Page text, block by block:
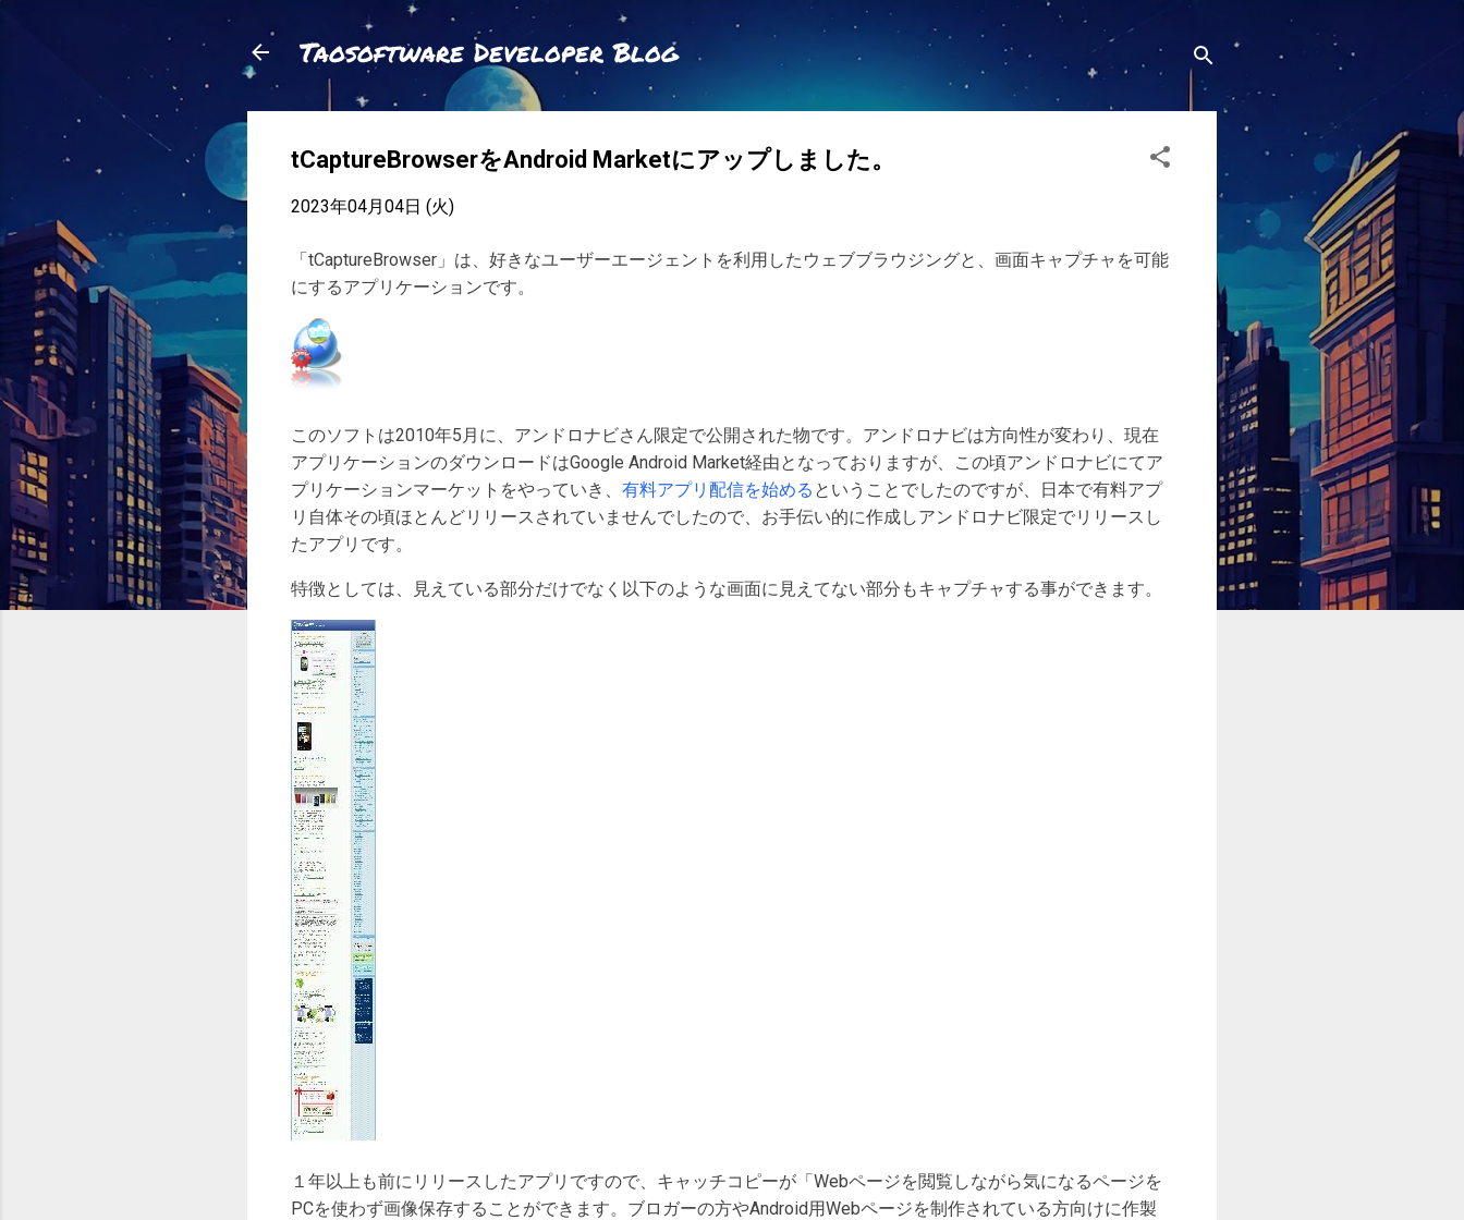
スキップしてメイン コンテンツに移動
Taosoftware Developer Blog
tCaptureBrowserをAndroid Marketにアップしました。
2023年04月04日 (火)
「tCaptureBrowser」は、好きなユーザーエージェントを利用したウェブブラウジングと、画面キャプチャを可能
にするアプリケーションです。
このソフトは2010年5月に、アンドロナビさん限定で公開された物です。アンドロナビは方向性が変わり、現在
アプリケーションのダウンロードはGoogle Android Market経由となっておりますが、この頃アンドロナビにてア
プリケーションマーケットをやっていき、 有料アプリ配信を始める ということでしたのですが、日本で有料アプ
リ自体その頃ほとんどリリースされていませんでしたので、お手伝い的に作成しアンドロナビ限定でリリースし
たアプリです。
特徴としては、見えている部分だけでなく以下のような画面に見えてない部分もキャプチャする事ができます。
１年以上も前にリリースしたアプリですので、キャッチコピーが「Webページを閲覧しながら気になるページを
PCを使わず画像保存することができます。ブロガーの方やAndroid用Webページを制作されている方向けに作製